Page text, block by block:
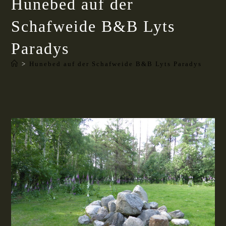
Hunebed auf der
Schafweide B&B Lyts
Paradys
> Hunebed auf der Schafweide B&B Lyts Paradys